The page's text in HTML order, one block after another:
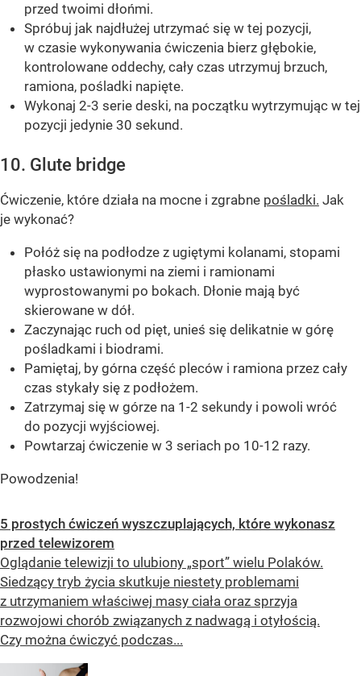
przed twoimi dłońmi.
Spróbuj jak najdłużej utrzymać się w tej pozycji,
w czasie wykonywania ćwiczenia bierz głębokie,
kontrolowane oddechy, cały czas utrzymuj brzuch,
ramiona, pośladki napięte.
Wykonaj 2-3 serie deski, na początku wytrzymując w tej
pozycji jedynie 30 sekund.
10. Glute bridge
Ćwiczenie, które działa na mocne i zgrabne pośladki. Jak
je wykonać?
Połóż się na podłodze z ugiętymi kolanami, stopami
płasko ustawionymi na ziemi i ramionami
wyprostowanymi po bokach. Dłonie mają być
skierowane w dół.
Zaczynając ruch od pięt, unieś się delikatnie w górę
pośladkami i biodrami.
Pamiętaj, by górna część pleców i ramiona przez cały
czas stykały się z podłożem.
Zatrzymaj się w górze na 1-2 sekundy i powoli wróć
do pozycji wyjściowej.
Powtarzaj ćwiczenie w 3 seriach po 10-12 razy.
Powodzenia!
5 prostych ćwiczeń wyszczuplających, które wykonasz
przed telewizorem
Oglądanie telewizji to ulubiony „sport” wielu Polaków.
Siedzący tryb życia skutkuje niestety problemami
z utrzymaniem właściwej masy ciała oraz sprzyja
rozwojowi chorób związanych z nadwagą i otyłością.
Czy można ćwiczyć podczas...